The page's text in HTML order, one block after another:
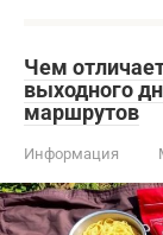
Чем
выходного
маршрутов
Информация